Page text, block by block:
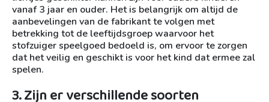
vanaf 3 jaar en ouder. Het is belangrijk om altijd de
aanbevelingen van de fabrikant te volgen met
betrekking tot de leeftijdsgroep waarvoor het
stofzuiger speelgoed bedoeld is, om ervoor te zorgen
dat het veilig en geschikt is voor het kind dat ermee zal
spelen.
3. Zijn er verschillende soorten